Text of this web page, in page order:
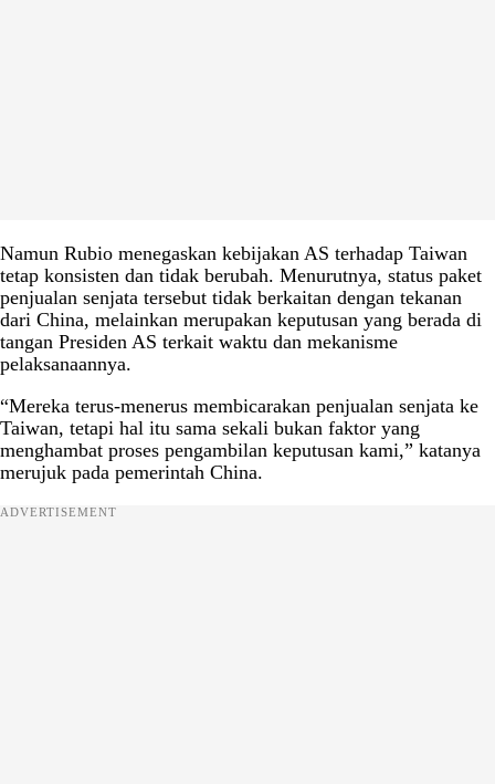
Namun Rubio menegaskan kebijakan AS terhadap Taiwan
tetap konsisten dan tidak berubah. Menurutnya, status paket
penjualan senjata tersebut tidak berkaitan dengan tekanan
dari China, melainkan merupakan keputusan yang berada di
tangan Presiden AS terkait waktu dan mekanisme
pelaksanaannya.
“Mereka terus-menerus membicarakan penjualan senjata ke
Taiwan, tetapi hal itu sama sekali bukan faktor yang
menghambat proses pengambilan keputusan kami,” katanya
merujuk pada pemerintah China.
ADVERTISEMENT